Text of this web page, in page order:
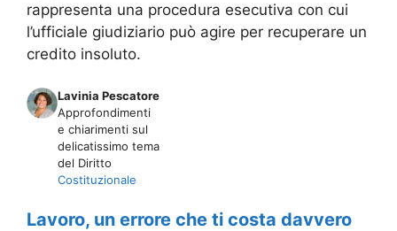
rappresenta una procedura esecutiva con cui
l’ufficiale giudiziario può agire per recuperare un
credito insoluto.
Lavinia Pescatore
Approfondimenti
e chiarimenti sul
delicatissimo tema
del Diritto
Costituzionale
Lavoro, un errore che ti costa davvero